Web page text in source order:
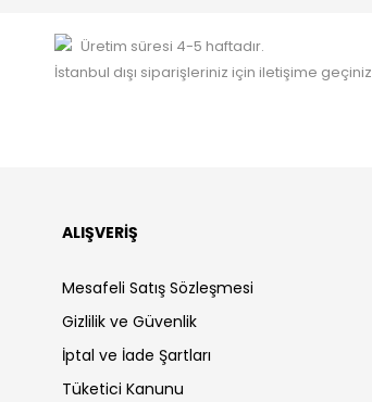
Üretim süresi 4-5 haftadır.
İstanbul dışı siparişleriniz için iletişime geçiniz
ALIŞVERİŞ
Mesafeli Satış Sözleşmesi
Gizlilik ve Güvenlik
İptal ve İade Şartları
Tüketici Kanunu